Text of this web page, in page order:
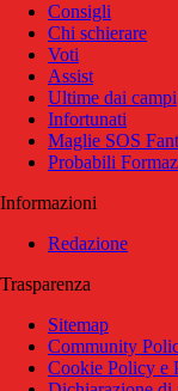
Consigli
Chi schierare
Voti
Assist
Ultime dai campi
Infortunati
Maglie SOS
Probabili
Informazioni
Redazione
Trasparenza
Sitemap
Community
Cookie Policy e